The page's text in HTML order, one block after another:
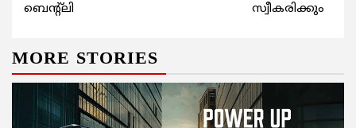
ബെന്റ്‌ലി
സ്വീകരിക്കും
MORE STORIES